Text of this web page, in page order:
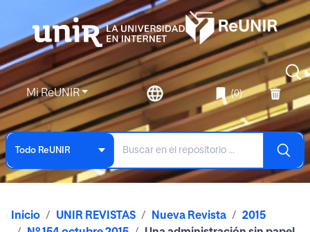
Mi ReUNIR (0)
Todo ReUNIR
Inicio UNIR REVISTAS Nueva Revista
2015